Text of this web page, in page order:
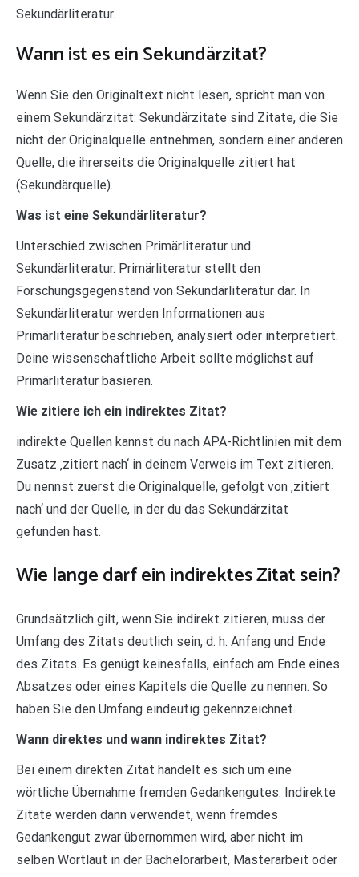
Sekundärliteratur.
Wann ist es ein Sekundärzitat?
Wenn Sie den Originaltext nicht lesen, spricht man von
einem Sekundärzitat: Sekundärzitate sind Zitate, die Sie
nicht der Originalquelle entnehmen, sondern einer anderen
Quelle, die ihrerseits die Originalquelle zitiert hat
(Sekundärquelle).
Was ist eine Sekundärliteratur?
Unterschied zwischen Primärliteratur und
Sekundärliteratur. Primärliteratur stellt den
Forschungsgegenstand von Sekundärliteratur dar. In
Sekundärliteratur werden Informationen aus
Primärliteratur beschrieben, analysiert oder interpretiert.
Deine wissenschaftliche Arbeit sollte möglichst auf
Primärliteratur basieren.
Wie zitiere ich ein indirektes Zitat?
indirekte Quellen kannst du nach APA-Richtlinien mit dem
Zusatz ‚zitiert nach‘ in deinem Verweis im Text zitieren.
Du nennst zuerst die Originalquelle, gefolgt von ‚zitiert
nach‘ und der Quelle, in der du das Sekundärzitat
gefunden hast.
Wie lange darf ein indirektes Zitat sein?
Grundsätzlich gilt, wenn Sie indirekt zitieren, muss der
Umfang des Zitats deutlich sein, d. h. Anfang und Ende
des Zitats. Es genügt keinesfalls, einfach am Ende eines
Absatzes oder eines Kapitels die Quelle zu nennen. So
haben Sie den Umfang eindeutig gekennzeichnet.
Wann direktes und wann indirektes Zitat?
Bei einem direkten Zitat handelt es sich um eine
wörtliche Übernahme fremden Gedankengutes. Indirekte
Zitate werden dann verwendet, wenn fremdes
Gedankengut zwar übernommen wird, aber nicht im
selben Wortlaut in der Bachelorarbeit, Masterarbeit oder